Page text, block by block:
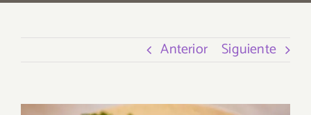
Anterior Siguiente